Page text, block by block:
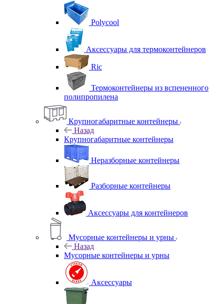
Polycool
Аксессуары для термоконтейнеров
Ric
Термоконтейнеры из вспененного
полипропилена
Крупногабаритные контейнеры
Назад
Крупногабаритные контейнеры
Неразборные контейнеры
Разборные контейнеры
Аксессуары для контейнеров
Мусорные контейнеры и урны
Назад
Мусорные контейнеры и урны
Аксессуары